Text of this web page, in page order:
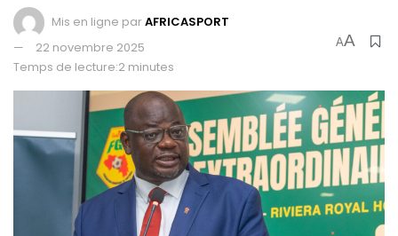
Mis en ligne parAFRICASPORT
22 novembre 2025
Temps de lecture:2 minutes
AA